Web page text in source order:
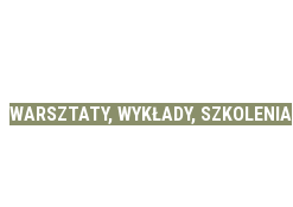
WARSZTATY, WYKŁADY, SZKOLENIA